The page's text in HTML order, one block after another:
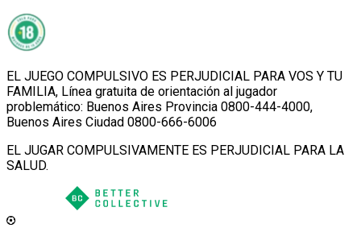
EL JUEGO COMPULSIVO ES PERJUDICIAL PARA VOS Y TU
FAMILIA, Línea gratuita de orientación al jugador
problemático: Buenos Aires Provincia 0800-444-4000,
Buenos Aires Ciudad 0800-666-6006
EL JUGAR COMPULSIVAMENTE ES PERJUDICIAL PARA LA
SALUD.